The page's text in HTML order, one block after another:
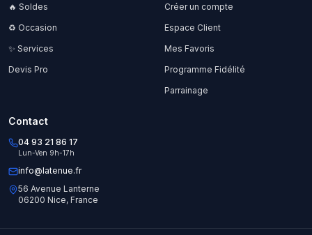
🔥 Soldes
♻️ Occasion
✨ Services
Devis Pro
Créer un compte
Espace Client
Mes Favoris
Programme Fidélité
Parrainage
Contact
04 93 21 86 17
Lun-Ven 9h-17h
info@latenue.fr
56 Avenue Lanterne
06200 Nice, France